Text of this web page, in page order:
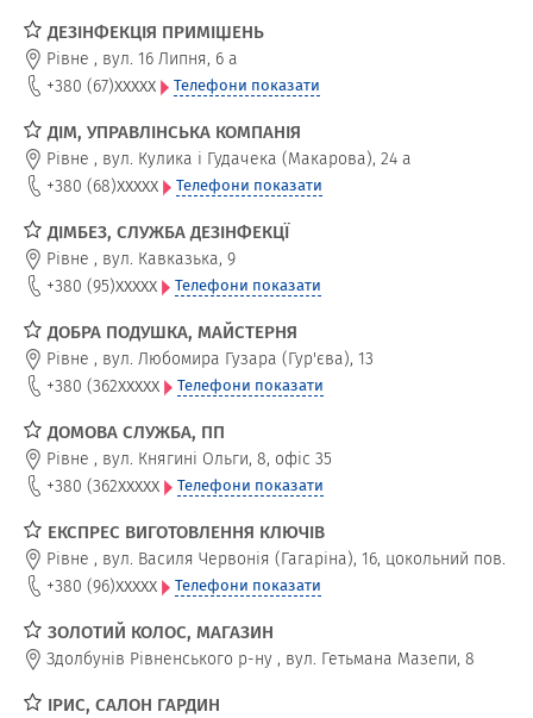
ДЕЗІНФЕКЦІЯ ПРИМІЩЕНЬ
Рівне , вул. 16 Липня, 6 а
+380 (67)xxxxx Телефони показати
ДІМ, УПРАВЛІНСЬКА КОМПАНІЯ
Рівне , вул. Кулика і Гудачека (Макарова), 24 а
+380 (68)xxxxx Телефони показати
ДІМБЕЗ, СЛУЖБА ДЕЗІНФЕКЦЇ
Рівне , вул. Кавказька, 9
+380 (95)xxxxx Телефони показати
ДОБРА ПОДУШКА, МАЙСТЕРНЯ
Рівне , вул. Любомира Гузара (Гур'єва), 13
+380 (362xxxxx Телефони показати
ДОМОВА СЛУЖБА, ПП
Рівне , вул. Княгині Ольги, 8, офіс 35
+380 (362xxxxx Телефони показати
ЕКСПРЕС ВИГОТОВЛЕННЯ КЛЮЧІВ
Рівне , вул. Василя Червонія (Гагаріна), 16, цокольний пов.
+380 (96)xxxxx Телефони показати
ЗОЛОТИЙ КОЛОС, МАГАЗИН
Здолбунів Рівненського р-ну , вул. Гетьмана Мазепи, 8
ІРИС, САЛОН ГАРДИН